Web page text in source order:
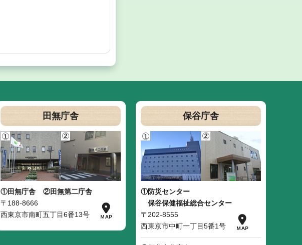
田無庁舎
①田無庁舎
②田無第二庁舎
〒188-8666
西東京市南町五丁目6番13号
保谷庁舎
①防災センター
保谷保健福祉総合センター
〒202-8555
西東京市中町一丁目5番1号